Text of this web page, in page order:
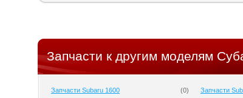
Запчасти к другим моделям
Запчасти Subaru 1600 (0) Запчасти